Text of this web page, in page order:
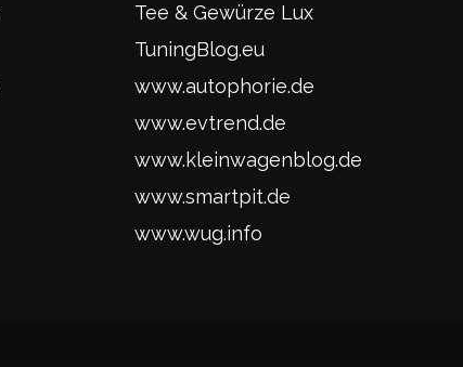
Tee & Gewürze Lux
TuningBlog.eu
www.autophorie.de
www.evtrend.de
www.kleinwagenblog.de
www.smartpit.de
www.wug.info